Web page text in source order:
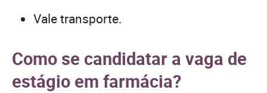
Vale transporte.
Como se candidatar a vaga de
estágio em farmácia?